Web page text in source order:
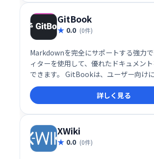
れています。
GitBook
0.0 (0件)
Markdownを完全にサポートする強力
ィターを使用して、優れたドキュメン
できます。 GitBookは、ユーザー向け
メントを公開し、チームの知識を一元
ラボレーションを実現するのに役立ちま
詳しく見る
XWiki
0.0 (0件)